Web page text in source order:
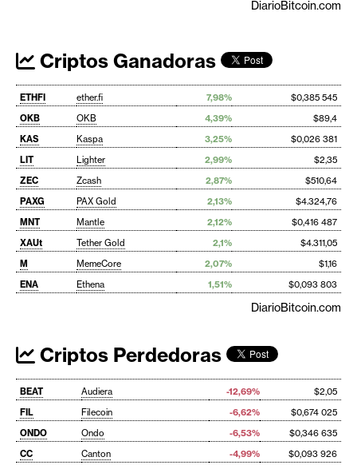
DiarioBitcoin.com
Criptos Ganadoras
ETHFI ether.fi 7,98%
$0,385 545
OKB
OKB 4,39%
$89,4
KAS
Kaspa 3,25%
$0,026 381
LIT
Lighter 2,99%
$2,35
ZEC
Zcash 2,87%
$510,64
PAXG
PAX Gold 2,13%
$4.324,76
MNT
Mantle 2,12%
$0,416 487
XAUt
Tether Gold 2,1%
$4.311,05
M
MemeCore 2,07%
$1,16
ENA
Ethena 1,51% $0,093 803
DiarioBitcoin.com
Criptos Perdedoras
BEAT Audiera -12,69%
$2,05
FIL
Filecoin -6,62%
$0,674 025
ONDO
Ondo -6,53%
$0,346 635
CC
Canton -4,99% $0,093 926